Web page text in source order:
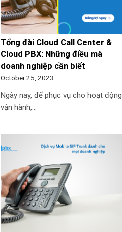
Tổng đài Cloud Call Center &
Cloud PBX: Những điều mà
doanh nghiệp cần biết
October 25, 2023
Ngày nay, để phục vụ cho hoạt động
vận hành,…